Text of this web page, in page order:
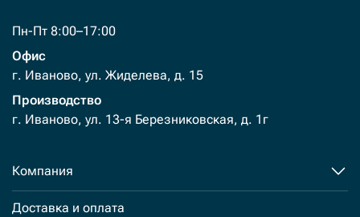
Пн-Пт 8:00–17:00
Офис
г. Иваново, ул. Жиделева, д. 15
Производство
г. Иваново, ул. 13-я Березниковская, д. 1г
Компания
Доставка и оплата